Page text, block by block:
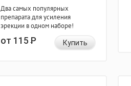
Два самых популярных
препарата для усиления
эрекции в одном наборе!
от 115Р Купить